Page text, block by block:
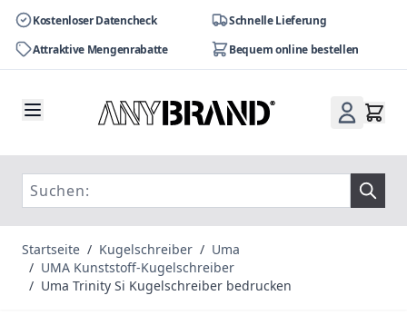
Kostenloser Datencheck
Schnelle Lieferung
Attraktive Mengenrabatte
Bequem online bestellen
Startseite / Kugelschreiber / Uma
/ UMA Kunststoff-Kugelschreiber
/ Uma Trinity Si Kugelschreiber bedrucken